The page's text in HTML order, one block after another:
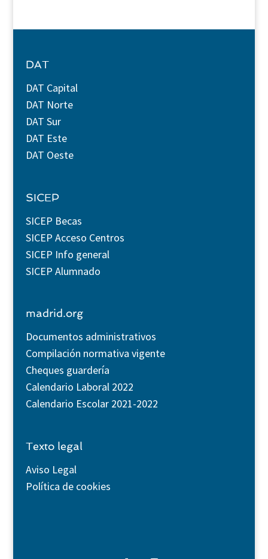
DAT
DAT Capital
DAT Norte
DAT Sur
DAT Este
DAT Oeste
SICEP
SICEP Becas
SICEP Acceso Centros
SICEP Info general
SICEP Alumnado
madrid.org
Documentos administrativos
Compilación normativa vigente
Cheques guardería
Calendario Laboral 2022
Calendario Escolar 2021-2022
Texto legal
Aviso Legal
Política de cookies